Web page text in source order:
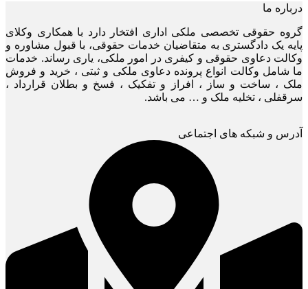
درباره ما
گروه حقوقی تخصصی ملکی اداری افتخار دارد با همکاری وکلای
پایه یک دادگستری به متقاضیان خدمات حقوقی، با قبول مشاوره و
وکالت دعاوی حقوقی و کیفری در امور ملکی، یاری رساند. خدمات
ما شامل وکالت انواع پرونده دعاوی ملکی و ثبتی ، خرید و فروش
ملک ، ساخت و ساز ، افراز و تفکیک ، فسخ و بطلان قرارداد ،
سرقفلی ، تخلیه ملک و … می باشد.
آدرس و شبکه های اجتماعی